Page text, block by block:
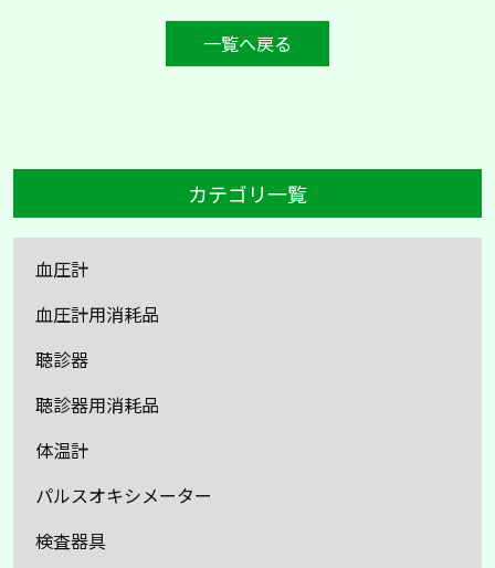
一覧へ戻る
カテゴリ一覧
血圧計
血圧計用消耗品
聴診器
聴診器用消耗品
体温計
パルスオキシメーター
検査器具